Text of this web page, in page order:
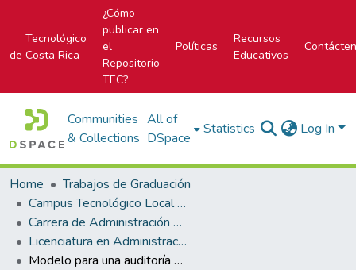
Tecnológico
de Costa Rica
¿Cómo
publicar en
el
Repositorio
TEC?
Políticas
Recursos
Educativos
Communities
& Collections
All of
DSpace
Statistics Log In
Home
Trabajos de Graduación
Campus Tecnológico Local San José
Carrera de Administración de Empresa
Licenciatura en Administración de Empresas
Modelo para una auditoría de compra de empresas con énfasis en aspectos financieros y tributarios